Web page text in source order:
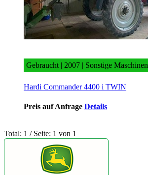
Gebraucht | 2007 | Sonstige Maschinen
Hardi Commander 4400 i TWIN
Preis auf Anfrage Details
Total: 1 / Seite: 1 von 1